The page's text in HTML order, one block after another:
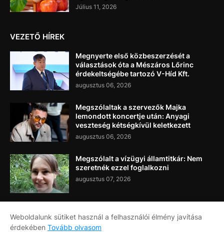
Július 11, 2026
VEZETŐ HÍREK
Megnyerte első közbeszerzését a
választások óta a Mészáros Lőrinc
érdekeltségébe tartozó V-Híd Kft.
augusztus 06, 2026
Megszólaltak a szervezők Majka
lemondott koncertje után: Anyagi
veszteség kétségkívül keletkezett
augusztus 06, 2026
Megszólalt a vízügyi államtitkár: Nem
szeretnék ezzel foglalkozni
augusztus 07, 2026
Weboldalunk sütiket használ a felhasználói élmény javítása
érdekében Tovább olvasom